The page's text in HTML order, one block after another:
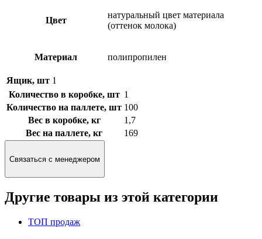
Цвет
натуральный цвет материала
(оттенок молока)
Материал полипропилен
Ящик, шт 1
Количество в коробке, шт 1
Количество на паллете, шт 100
Вес в коробке, кг
1,7
Вес на паллете, кг
169
Связаться с менеджером
Другие товары из этой категории
ТОП продаж